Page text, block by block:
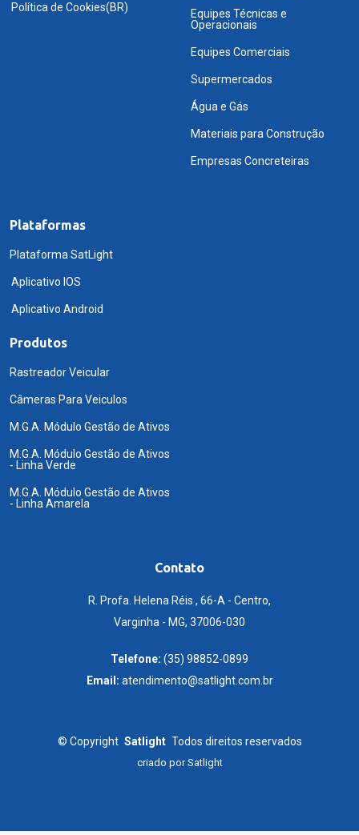
Política de Cookies(BR)
Equipes Técnicas e
Operacionais
Equipes Comerciais
Supermercados
Água e Gás
Materiais para Construção
Empresas Concreteiras
Plataformas
Plataforma SatLight
Aplicativo IOS
Aplicativo Android
Produtos
Rastreador Veicular
Câmeras Para Veiculos
M.G.A. Módulo Gestão de Ativos
M.G.A. Módulo Gestão de Ativos
- Linha Verde
M.G.A. Módulo Gestão de Ativos
- Linha Amarela
Contato
R. Profa. Helena Réis , 66-A - Centro,
Varginha - MG, 37006-030
Telefone: (35) 98852-0899
Email: atendimento@satlight.com.br
© Copyright Satlight Todos direitos reservados
criado porSatlight